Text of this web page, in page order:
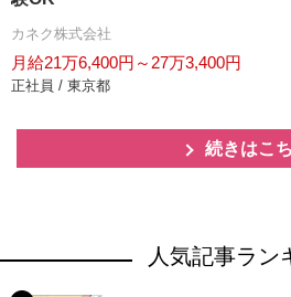
カネク株式会社
月給21万6,400円～27万3,400円
正社員 / 東京都
続きはこ
人気記事ラン